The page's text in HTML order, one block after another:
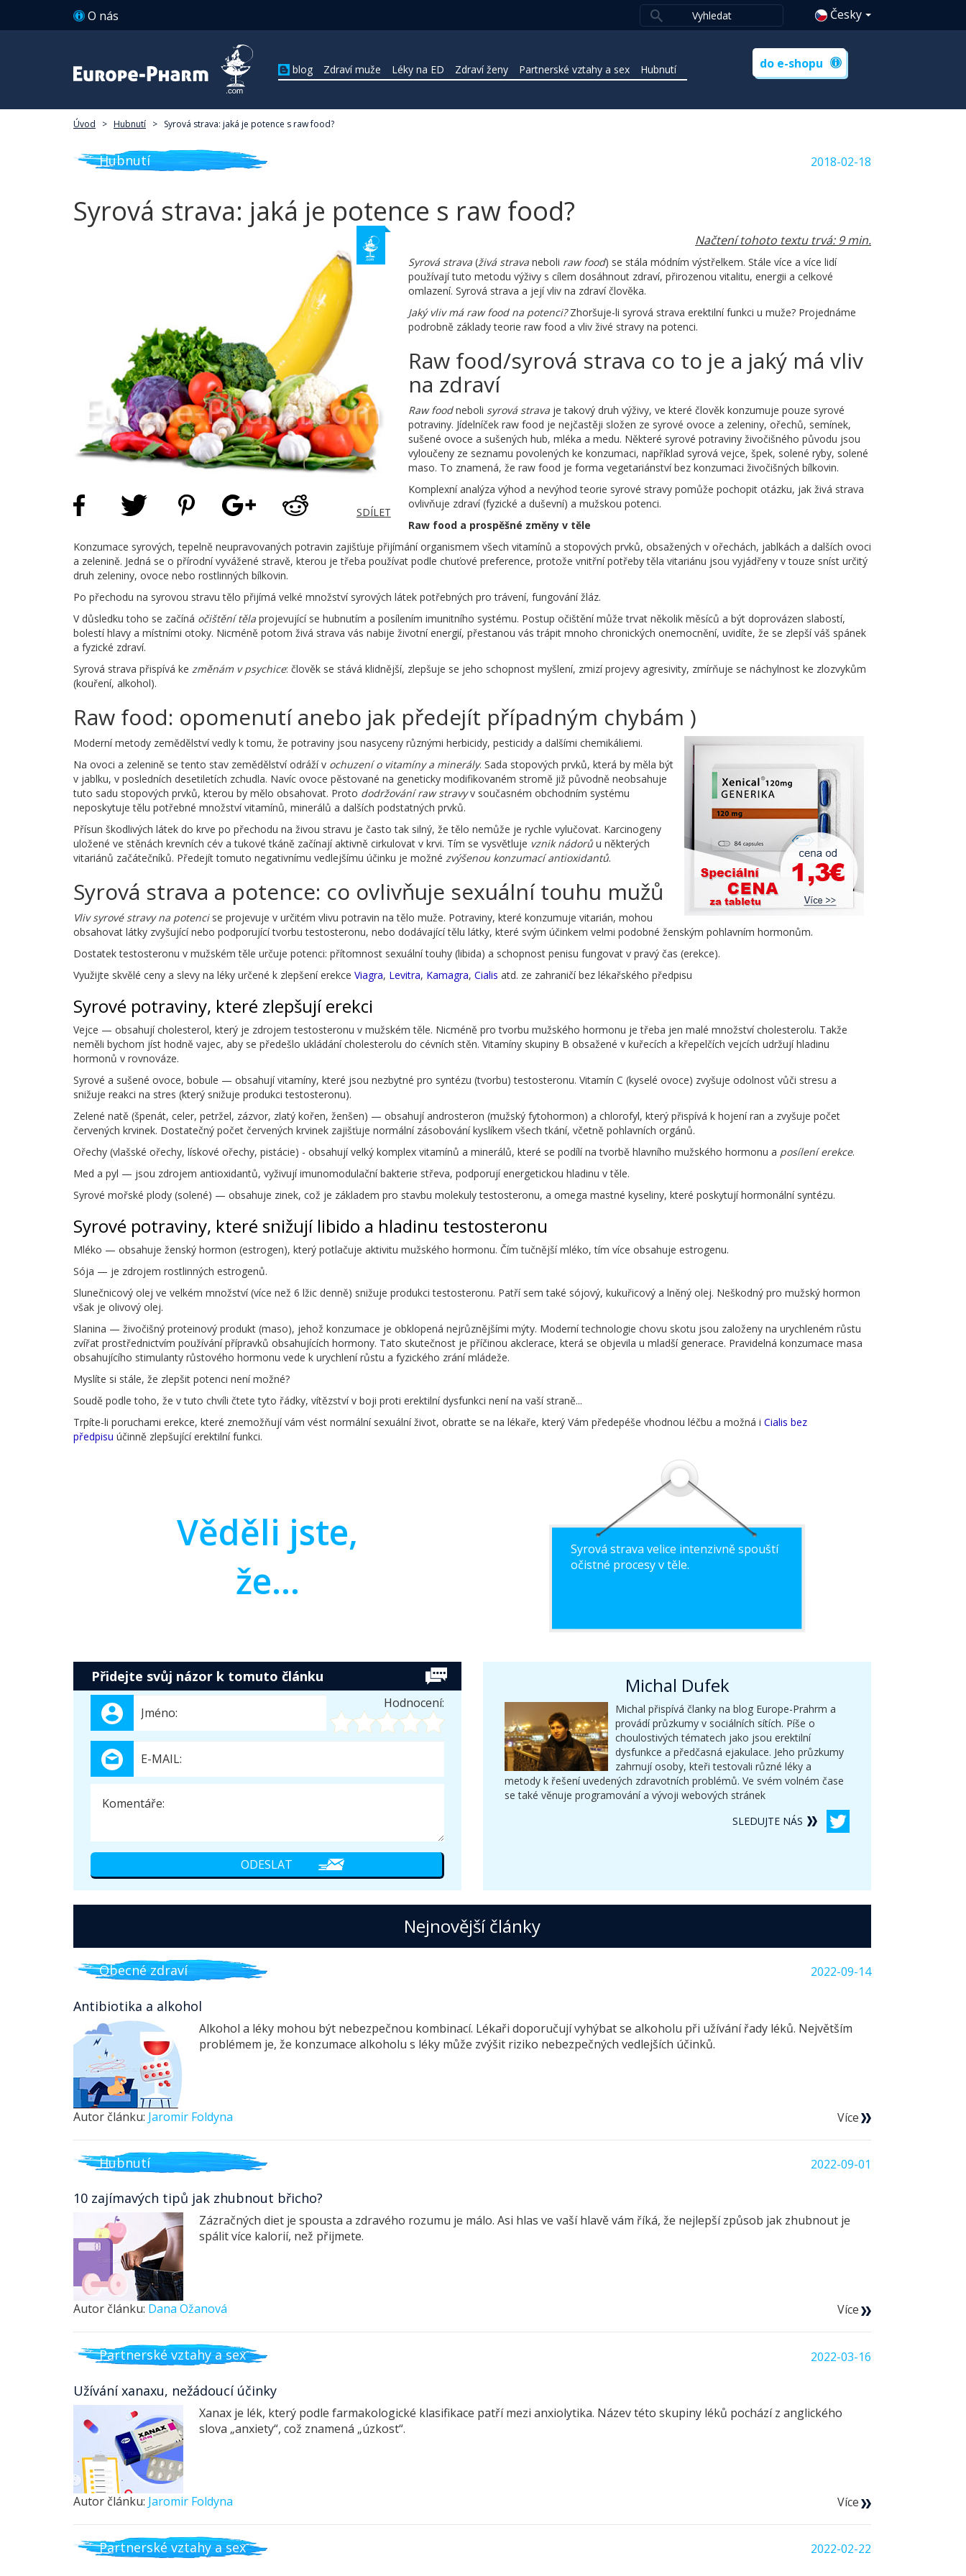
O nás Česky
blog Zdraví muže Léky na ED Zdraví ženy Partnerské vztahy a sex Hubnutí do e-shopu
Úvod > Hubnutí > Syrová strava: jaká je potence s raw food?
Hubnutí 2018-02-18
Syrová strava: jaká je potence s raw food?
SDÍLET
Načtení tohoto textu trvá: 9 min.
Syrová strava (živá strava neboli raw food) se stála módním výstřelkem. Stále více a více lidí
používají tuto metodu výživy s cílem dosáhnout zdraví, přirozenou vitalitu, energii a celkové
omlazení. Syrová strava a její vliv na zdraví člověka.
Jaký vliv má raw food na potenci?Zhoršuje-li syrová strava erektilní funkci u muže? Projednáme
podrobně základy teorie raw food a vliv živé stravy na potenci.
Raw food/syrová strava co to je a jaký má vliv
na zdraví
Raw foodneboli syrová strava je takový druh výživy, ve které člověk konzumuje pouze syrové
potraviny. Jídelníček raw food je nejčastěji složen ze syrové ovoce a zeleniny, ořechů, semínek,
sušené ovoce a sušených hub, mléka a medu. Některé syrové potraviny živočišného původu jsou
vyloučeny ze seznamu povolených ke konzumaci, například syrová vejce, špek, solené ryby, solené
maso. To znamená, že raw food je forma vegetariánství bez konzumaci živočišných bílkovin.
Komplexní analýza výhod a nevýhod teorie syrové stravy pomůže pochopit otázku, jak živá strava
ovlivňuje zdraví (fyzické a duševní) a mužskou potenci.
Raw food a prospěšné změny v těle
Konzumace syrových, tepelně neupravovaných potravin zajišťuje přijímání organismem všech vitamínů a stopových prvků, obsažených v ořechách, jablkách a dalších ovoci
a zelenině. Jedná se o přírodní vyvážené stravě, kterou je třeba používat podle chuťové preference, protože vnitřní potřeby těla vitariánu jsou vyjádřeny v touze sníst určitý
druh zeleniny, ovoce nebo rostlinných bílkovin.
Po přechodu na syrovou stravu tělo přijímá velké množství syrových látek potřebných pro trávení, fungování žláz.
V důsledku toho se začíná očištění těla projevující se hubnutím a posílením imunitního systému. Postup očištění může trvat několik měsíců a být doprovázen slabostí,
bolestí hlavy a místními otoky. Nicméně potom živá strava vás nabije životní energií, přestanou vás trápit mnoho chronických onemocnění, uvidíte, že se zlepší váš spánek
a fyzické zdraví.
Syrová strava přispívá ke změnám v psychice: člověk se stává klidnější, zlepšuje se jeho schopnost myšlení, zmizí projevy agresivity, zmírňuje se náchylnost ke zlozvykům
(kouření, alkohol).
Raw food: opomenutí anebo jak předejít případným chybám )
Moderní metody zemědělství vedly k tomu, že potraviny jsou nasyceny různými herbicidy, pesticidy a dalšími chemikáliemi.
Na ovoci a zelenině se tento stav zemědělství odráží v ochuzení o vitamíny a minerály. Sada stopových prvků, která by měla být
v jablku, v posledních desetiletích zchudla. Navíc ovoce pěstované na geneticky modifikovaném stromě již původně neobsahuje
tuto sadu stopových prvků, kterou by mělo obsahovat. Proto dodržování raw stravyv současném obchodním systému
neposkytuje tělu potřebné množství vitamínů, minerálů a dalších podstatných prvků.
Přísun škodlivých látek do krve po přechodu na živou stravu je často tak silný, že tělo nemůže je rychle vylučovat. Karcinogeny
uložené ve stěnách krevních cév a tukové tkáně začínají aktivně cirkulovat v krvi. Tím se vysvětluje vznik nádorů u některých
vitariánů začátečníků. Předejít tomuto negativnímu vedlejšímu účinku je možné zvýšenou konzumací antioxidantů.
Syrová strava a potence: co ovlivňuje sexuální touhu mužů
Vliv syrové stravy na potencise projevuje v určitém vlivu potravin na tělo muže. Potraviny, které konzumuje vitarián, mohou
obsahovat látky zvyšující nebo podporující tvorbu testosteronu, nebo dodávající tělu látky, které svým účinkem velmi podobné ženským pohlavním hormonům.
Dostatek testosteronu v mužském těle určuje potenci: přítomnost sexuální touhy (libida) a schopnost penisu fungovat v pravý čas (erekce).
Využijte skvělé ceny a slevy na léky určené k zlepšení erekce Viagra, Levitra, Kamagra, Cialis atd. ze zahraničí bez lékařského předpisu
Syrové potraviny, které zlepšují erekci
Vejce — obsahují cholesterol, který je zdrojem testosteronu v mužském těle. Nicméně pro tvorbu mužského hormonu je třeba jen malé množství cholesterolu. Takže
neměli bychom jíst hodně vajec, aby se předešlo ukládání cholesterolu do cévních stěn. Vitamíny skupiny B obsažené v kuřecích a křepelčích vejcích udržují hladinu
hormonů v rovnováze.
Syrové a sušené ovoce, bobule — obsahují vitamíny, které jsou nezbytné pro syntézu (tvorbu) testosteronu. Vitamín C (kyselé ovoce) zvyšuje odolnost vůči stresu a
snižuje reakci na stres (který snižuje produkci testosteronu).
Zelené natě (špenát, celer, petržel, zázvor, zlatý kořen, ženšen) — obsahují androsteron (mužský fytohormon) a chlorofyl, který přispívá k hojení ran a zvyšuje počet
červených krvinek. Dostatečný počet červených krvinek zajišťuje normální zásobování kyslíkem všech tkání, včetně pohlavních orgánů.
Ořechy (vlašské ořechy, lískové ořechy, pistácie) - obsahují velký komplex vitamínů a minerálů, které se podílí na tvorbě hlavního mužského hormonu a posílení erekce.
Med a pyl — jsou zdrojem antioxidantů, vyživují imunomodulační bakterie střeva, podporují energetickou hladinu v těle.
Syrové mořské plody (solené) — obsahuje zinek, což je základem pro stavbu molekuly testosteronu, a omega mastné kyseliny, které poskytují hormonální syntézu.
Syrové potraviny, které snižují libido a hladinu testosteronu
Mléko — obsahuje ženský hormon (estrogen), který potlačuje aktivitu mužského hormonu. Čím tučnější mléko, tím více obsahuje estrogenu.
Sója — je zdrojem rostlinných estrogenů.
Slunečnicový olej ve velkém množství (více než 6 lžic denně) snižuje produkci testosteronu. Patří sem také sójový, kukuřicový a lněný olej. Neškodný pro mužský hormon
však je olivový olej.
Slanina — živočišný proteinový produkt (maso), jehož konzumace je obklopená nejrůznějšími mýty. Moderní technologie chovu skotu jsou založeny na urychleném růstu
zvířat prostřednictvím používání přípravků obsahujících hormony. Tato skutečnost je příčinou akclerace, která se objevila u mladší generace. Pravidelná konzumace masa
obsahujícího stimulanty růstového hormonu vede k urychlení růstu a fyzického zrání mládeže.
Myslíte si stále, že zlepšit potenci není možné?
Soudě podle toho, že v tuto chvíli čtete tyto řádky, vítězství v boji proti erektilní dysfunkci není na vaší straně...
Trpíte-li poruchami erekce, které znemožňují vám vést normální sexuální život, obraťte se na lékaře, který Vám předepéše vhodnou léčbu a možná i Cialis bez
předpisu účinně zlepšující erektilní funkci.
Věděli jste,
že...
Syrová strava velice intenzivně spouští
očistné procesy v těle.
Přidejte svůj názor k tomuto článku
Hodnocení:
Michal Dufek
Michal přispívá članky na blog Europe-Prahrm a
provádí průzkumy v sociálních sítích. Píše o
choulostivých tématech jako jsou erektilní
dysfunkce a předčasná ejakulace. Jeho průzkumy
zahrnují osoby, kteři testovali různé léky a
metody k řešení uvedených zdravotních problémů. Ve svém volném čase
se také věnuje programování a vývoji webových stránek
SLEDUJTE NÁS
Nejnovější články
Obecné zdraví 2022-09-14
Antibiotika a alkohol
Alkohol a léky mohou být nebezpečnou kombinací. Lékaři doporučují vyhýbat se alkoholu při užívání řady léků. Největším
problémem je, že konzumace alkoholu s léky může zvýšit riziko nebezpečných vedlejších účinků.
Autor článku: Jaromir Foldyna Více
Hubnutí 2022-09-01
10 zajímavých tipů jak zhubnout břicho?
Zázračných diet je spousta a zdravého rozumu je málo. Asi hlas ve vaší hlavě vám říká, že nejlepší způsob jak zhubnout je
spálit více kalorií, než přijmete.
Autor článku: Dana Ožanová Více
Partnerské vztahy a sex 2022-03-16
Užívání xanaxu, nežádoucí účinky
Xanax je lék, který podle farmakologické klasifikace patří mezi anxiolytika. Název této skupiny léků pochází z anglického
slova „anxiety“, což znamená „úzkost“.
Autor článku: Jaromir Foldyna Více
Partnerské vztahy a sex 2022-02-22